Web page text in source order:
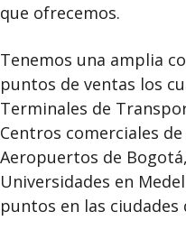
que ofrecemos.
Tenemos una amplia
puntos de ventas los
Terminales de
Centros comerciales
Aeropuertos de
Universidades en
puntos en las